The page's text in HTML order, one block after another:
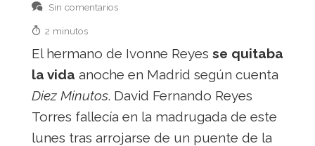
Sin comentarios
2 minutos
El hermano de Ivonne Reyes se quitaba
la vida anoche en Madrid según cuenta
Diez Minutos. David Fernando Reyes
Torres fallecía en la madrugada de este
lunes tras arrojarse de un puente de la